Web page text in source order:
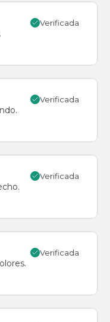
Verificada
Verificada
Verificada
Verificada